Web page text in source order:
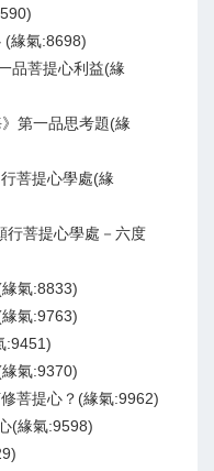
(緣氣:8698)
品菩提心利益(緣
第一品思考題(緣
菩提心學處(緣
菩提心學處－六度
氣:8833)
氣:9763)
:9451)
氣:9370)
菩提心？(緣氣:9962)
(緣氣:9598)